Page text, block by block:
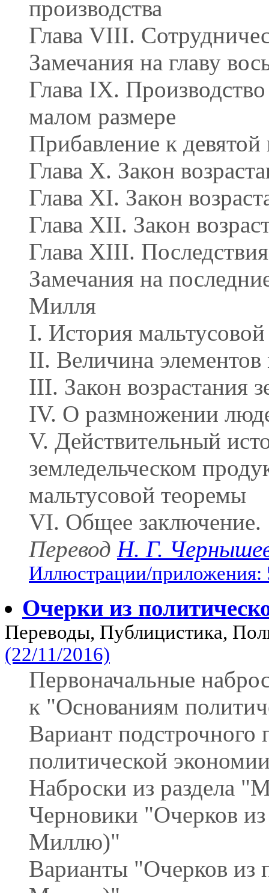
производства
Глава VIII.
Замечания на главу
Глава IX.
малом размере
Прибавление к девятой
Глава X. Закон
Глава XI. Закон
Глава XII. Закон
Глава XIII.
Замечания на
Милля
I. История
II. Величина
III. Закон возрастания
IV. О размножении
V. Действительный
земледельческом
мальтусовой теоремы
VI. Общее заключение.
Перевод Н. Г.
Иллюстрации/приложения:
Очерки из
Переводы, Публицистика,
(22/11/2016)
Первоначальные
к "Основаниям
Вариант
политической
Наброски из раздела
Черновики "Очерков
Миллю)"
Варианты "Очерков из